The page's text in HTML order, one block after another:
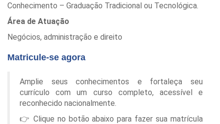
Conhecimento – Graduação Tradicional ou Tecnológica.
Área de Atuação
Negócios, administração e direito
Matricule-se agora
Amplie seus conhecimentos e fortaleça seu
currículo com um curso completo, acessível e
reconhecido nacionalmente.
👉 Clique no botão abaixo para fazer sua matrícula